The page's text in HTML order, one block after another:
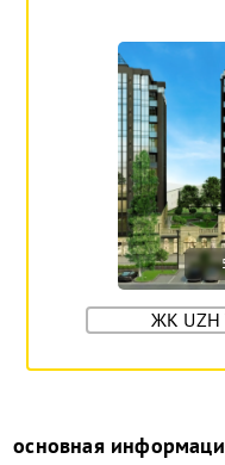
ЖК UZH
основная